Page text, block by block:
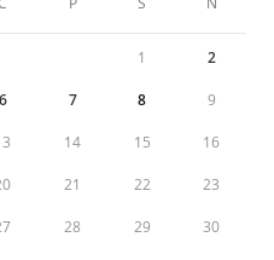
1 2
6 7 8 9
14 15 16
21 22 23
28 29 30